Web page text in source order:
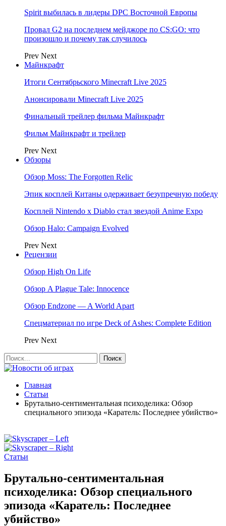
Spirit выбилась в лидеры DPC Восточной Европы
Провал G2 на последнем мейджоре по CS:GO: что
произошло и почему так случилось
Prev Next
Майнкрафт
Итоги Сентябрьского Minecraft Live 2025
Анонсировали Minecraft Live 2025
Финальный трейлер фильма Майнкрафт
Фильм Майнкрафт и трейлер
Prev Next
Обзоры
Обзор Moss: The Forgotten Relic
Эпик косплей Китаны одерживает безупречную победу
Косплей Nintendo x Diablo стал звездой Anime Expo
Обзор Halo: Campaign Evolved
Prev Next
Рецензии
Обзор High On Life
Обзор A Plague Tale: Innocence
Обзор Endzone — A World Apart
Спецматериал по игре Deck of Ashes: Complete Edition
Prev Next
Главная
Статьи
Брутально-сентиментальная психоделика: Обзор
специального эпизода «Каратель: Последнее убийство»
Статьи
Брутально-сентиментальная
психоделика: Обзор специального
эпизода «Каратель: Последнее
убийство»